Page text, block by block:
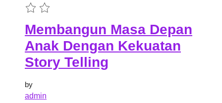
Membangun Masa Depan
Anak Dengan Kekuatan
Story Telling
by
admin